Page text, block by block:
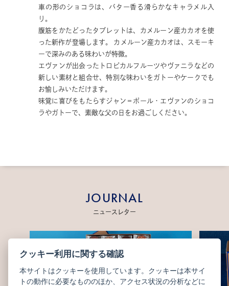
車の形のショコラは、バター香る滑らかなキャラメル入
り。
腹筋をかたどったタブレットは、カメルーン産カカオを使
った新作が登場します。 カメルーン産カカオは、スモーキ
ーで深みのある味わいが特徴。
エヴァンが出会ったトロピカルフルーツやヴァニラなどの
新しい素材と組合せ、特別な味わいをガトーやケークでも
お愉しみいただけます。
味覚に喜びをもたらすジャン＝ポール・エヴァンのショコ
ラやガトーで、素敵な父の日をお過ごしください。
JOURNAL
ニュースレター
クッキー利用に関する確認
本サイトはクッキーを使用しています。クッキーは本サイ
トの動作に必要なもののほか、アクセス状況の分析などに